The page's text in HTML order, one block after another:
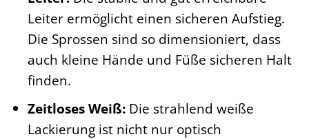
Leiter ermöglicht einen sicheren Aufstieg.
Die Sprossen sind so dimensioniert, dass
auch kleine Hände und Füße sicheren Halt
finden.
Zeitloses Weiß: Die strahlend weiße
Lackierung ist nicht nur optisch